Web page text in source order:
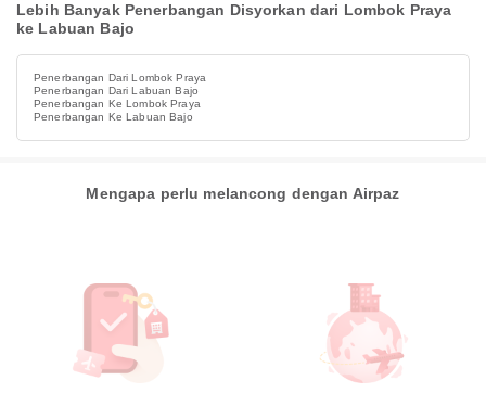
Lebih Banyak Penerbangan Disyorkan dari Lombok Praya
ke Labuan Bajo
Penerbangan Dari Lombok Praya
Penerbangan Dari Labuan Bajo
Penerbangan Ke Lombok Praya
Penerbangan Ke Labuan Bajo
Mengapa perlu melancong dengan Airpaz